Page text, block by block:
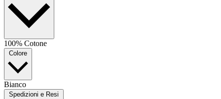
100% Cotone
Colore
Bianco
Spedizioni e Resi